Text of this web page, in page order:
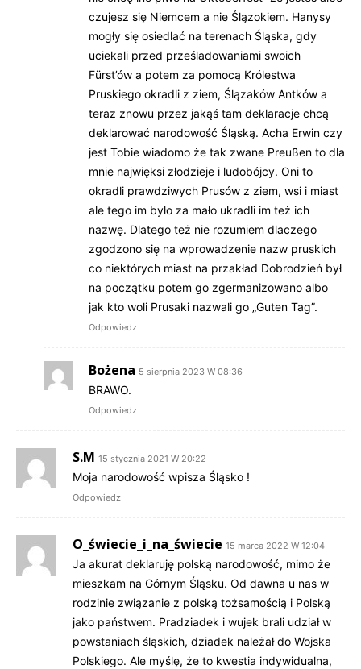
czujesz się Niemcem a nie Ślązokiem. Hanysy
mogły się osiedlać na terenach Śląska, gdy
uciekali przed prześladowaniami swoich
Fürst’ów a potem za pomocą Królestwa
Pruskiego okradli z ziem, Ślązaków Antków a
teraz znowu przez jakąś tam deklaracje chcą
deklarować narodowość Śląską. Acha Erwin czy
jest Tobie wiadomo że tak zwane Preußen to dla
mnie najwięksi złodzieje i ludobójcy. Oni to
okradli prawdziwych Prusów z ziem, wsi i miast
ale tego im było za mało ukradli im też ich
nazwę. Dlatego też nie rozumiem dlaczego
zgodzono się na wprowadzenie nazw pruskich
co niektórych miast na przakład Dobrodzień był
na początku potem go zgermanizowano albo
jak kto woli Prusaki nazwali go „Guten Tag”.
Odpowiedz
Bożena 5 sierpnia 2023 W 08:36
BRAWO.
Odpowiedz
S.M 15 stycznia 2021 W 20:22
Moja narodowość wpisza Śląsko !
Odpowiedz
O_świecie_i_na_świecie 15 marca 2022 W 12:04
Ja akurat deklaruję polską narodowość, mimo że
mieszkam na Górnym Śląsku. Od dawna u nas w
rodzinie związanie z polską tożsamością i Polską
jako państwem. Pradziadek i wujek brali udział w
powstaniach śląskich, dziadek należał do Wojska
Polskiego. Ale myślę, że to kwestia indywidualna,